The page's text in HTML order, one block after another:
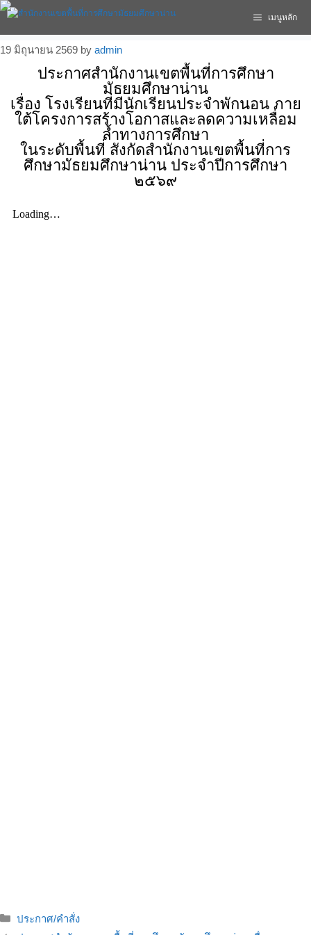
เมนูหลัก
19 มิถุนายน 2569 by admin
ประกาศสำนักงานเขตพื้นที่การศึกษา
มัธยมศึกษาน่าน
เรื่อง โรงเรียนที่มีนักเรียนประจำพักนอน ภาย
ใต้โครงการสร้างโอกาสและลดความเหลื่อม
ล้ำทางการศึกษา
ในระดับพื้นที่ สังกัดสำนักงานเขตพื้นที่การ
ศึกษามัธยมศึกษาน่าน ประจำปีการศึกษา
๒๕๖๙
ประกาศ/คำสั่ง